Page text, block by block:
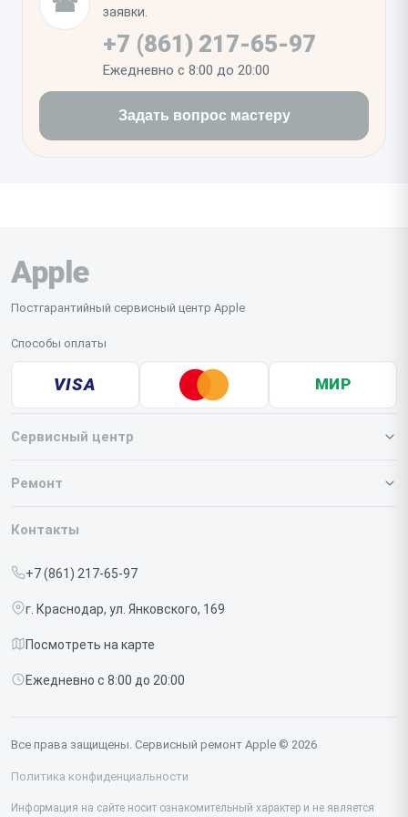
стекла по всему периметру рамки.
заявки.
+7 (861) 217-65-97
Ежедневно с 8:00 до 20:00
Задать вопрос мастеру
Apple
Постгарантийный сервисный центр Apple
Способы оплаты
VISA МИР
Сервисный центр
О нашем сервисе
Срочный ремонт
Доставка и способы оплаты
Диагностика
Контакты
Ремонт
Iphone
Studio Display
Vision Pro
Контакты
+7 (861) 217-65-97
г. Краснодар, ул. Янковского, 169
Посмотреть на карте
Ежедневно с 8:00 до 20:00
Все права защищены. Сервисный ремонт Apple © 2026
Политика конфиденциальности
Информация на сайте носит ознакомительный характер и не является